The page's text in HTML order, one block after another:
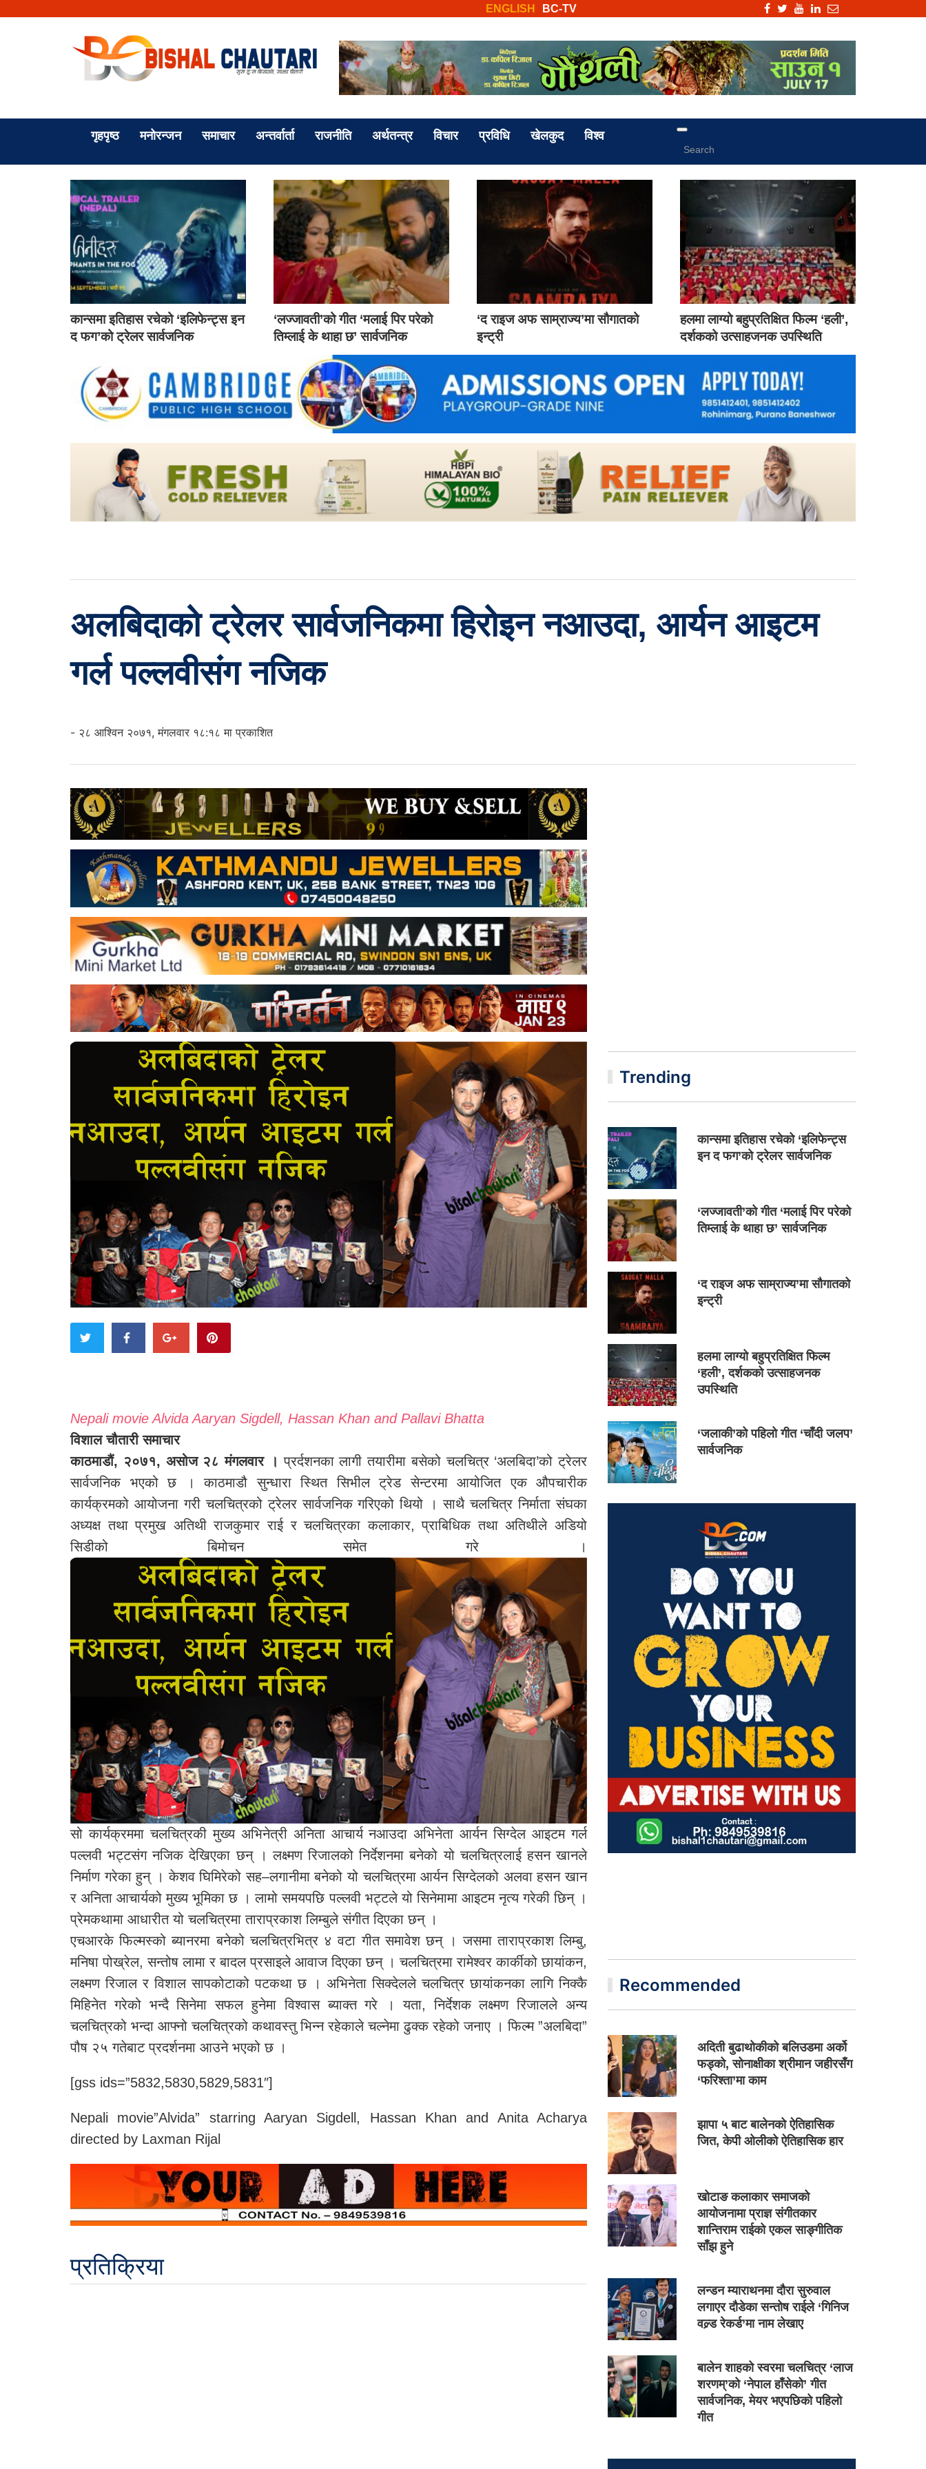
BC-TV
ENGLISH
गृहपृष्ठ मनोरन्जन समाचार अन्तर्वार्ता राजनीति अर्थतन्त्र विचार प्रविधि खेलकुद विश्व
कान्समा इतिहास रचेको ‘इलिफेन्ट्स इन
द फग’को ट्रेलर सार्वजनिक
‘लज्जावती’को गीत ‘मलाई पिर परेको
तिम्लाई के थाहा छ’ सार्वजनिक
‘द राइज अफ साम्राज्य’मा सौगातको
इन्ट्री
हलमा लाग्यो बहुप्रतिक्षित फिल्म ‘हली’,
दर्शकको उत्साहजनक उपस्थिति
अलबिदाको ट्रेलर सार्वजनिकमा हिरोइन नआउदा, आर्यन आइटम
गर्ल पल्लवीसंग नजिक
- २८ आश्विन २०७१, मंगलवार १८:१८ मा प्रकाशित
Nepali movie Alvida Aaryan Sigdell, Hassan Khan and Pallavi Bhatta
विशाल चौतारी समाचार
काठमाडौं, २०७१, असोज २८ मंगलवार । प्रर्दशनका लागी तयारीमा बसेको चलचित्र ‘अलबिदा’को ट्रेलर
सार्वजनिक भएको छ । काठमाडौ सुन्धारा स्थित सिभील ट्रेड सेन्टरमा आयोजित एक औपचारीक
कार्यक्रमको आयोजना गरी चलचित्रको ट्रेलर सार्वजनिक गरिएको थियो । साथै चलचित्र निर्माता संघका
अध्यक्ष तथा प्रमुख अतिथी राजकुमार राई र चलचित्रका कलाकार, प्राबिधिक तथा अतिथीले अडियो
सिडीको बिमोचन समेत गरे ।
सो कार्यक्रममा चलचित्रकी मुख्य अभिनेत्री अनिता आचार्य नआउदा अभिनेता आर्यन सिग्देल आइटम गर्ल
पल्लवी भट्टसंग नजिक देखिएका छन् । लक्ष्मण रिजालको निर्देशनमा बनेको यो चलचित्रलाई हसन खानले
निर्माण गरेका हुन् । केशव घिमिरेको सह–लगानीमा बनेको यो चलचित्रमा आर्यन सिग्देलको अलवा हसन खान
र अनिता आचार्यको मुख्य भूमिका छ । लामो समयपछि पल्लवी भट्टले यो सिनेमामा आइटम नृत्य गरेकी छिन् ।
प्रेमकथामा आधारीत यो चलचित्रमा ताराप्रकाश लिम्बुले संगीत दिएका छन् ।
एचआरके फिल्मस्को ब्यानरमा बनेको चलचित्रभित्र ४ वटा गीत समावेश छन् । जसमा ताराप्रकाश लिम्बु,
मनिषा पोख्रेल, सन्तोष लामा र बादल प्रसाइले आवाज दिएका छन् । चलचित्रमा रामेश्वर कार्कीको छायांकन,
लक्ष्मण रिजाल र विशाल सापकोटाको पटकथा छ । अभिनेता सिक्देलले चलचित्र छायांकनका लागि निक्कै
मिहिनेत गरेको भन्दै सिनेमा सफल हुनेमा विश्वास ब्याक्त गरे । यता, निर्देशक लक्ष्मण रिजालले अन्य
चलचित्रको भन्दा आफ्नो चलचित्रको कथावस्तु भिन्न रहेकाले चल्नेमा ढुक्क रहेको जनाए । फिल्म ”अलबिदा”
पौष २५ गतेबाट प्रदर्शनमा आउने भएको छ ।
[gss ids=”5832,5830,5829,5831″]
Nepali movie”Alvida” starring Aaryan Sigdell, Hassan Khan and Anita Acharya
directed by Laxman Rijal
प्रतिक्रिया
Trending
कान्समा इतिहास रचेको ‘इलिफेन्ट्स
इन द फग’को ट्रेलर सार्वजनिक
‘लज्जावती’को गीत ‘मलाई पिर परेको
तिम्लाई के थाहा छ’ सार्वजनिक
‘द राइज अफ साम्राज्य’मा सौगातको
इन्ट्री
हलमा लाग्यो बहुप्रतिक्षित फिल्म
‘हली’, दर्शकको उत्साहजनक
उपस्थिति
‘जलाकी’को पहिलो गीत ‘चाँदी जलप’
सार्वजनिक
Recommended
अदिती बुढाथोकीको बलिउडमा अर्को
फड्को, सोनाक्षीका श्रीमान जहीरसँग
‘फरिश्ता’मा काम
झापा ५ बाट बालेनको ऐतिहासिक
जित, केपी ओलीको ऐतिहासिक हार
खोटाङ कलाकार समाजको
आयोजनामा प्राज्ञ संगीतकार
शान्तिराम राईको एकल साङ्गीतिक
साँझ हुने
लन्डन म्याराथनमा दौरा सुरुवाल
लगाएर दौडेका सन्तोष राईले ‘गिनिज
वल्र्ड रेकर्ड’मा नाम लेखाए
बालेन शाहको स्वरमा चलचित्र ‘लाज
शरणम्’को ‘नेपाल हाँसेको’ गीत
सार्वजनिक, मेयर भएपछिको पहिलो
गीत